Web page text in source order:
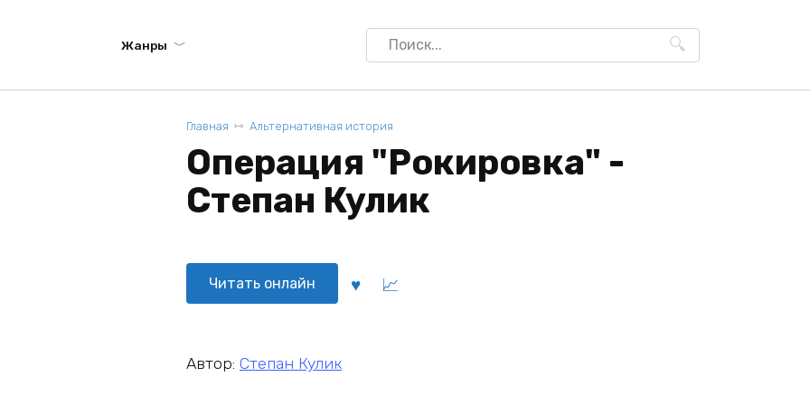
Жанры
Search
for:
Главная Альтернативная история
Операция "Рокировка" -
Степан Кулик
Читать онлайн
Автор: Степан Кулик